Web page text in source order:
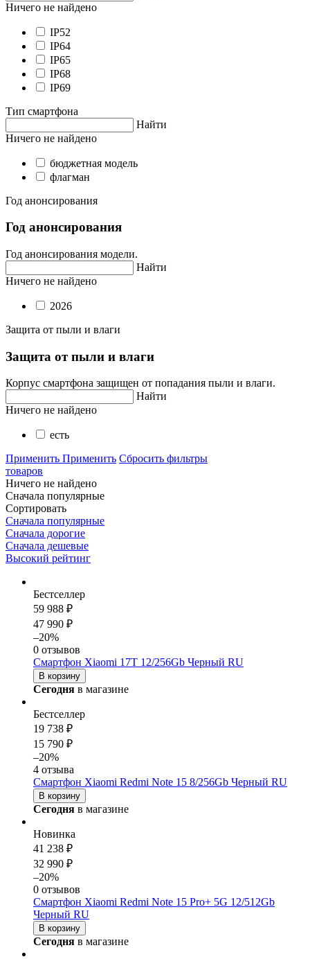
Ничего не найдено
IP52
IP64
IP65
IP68
IP69
Тип смартфона
Найти
Ничего не найдено
бюджетная модель
флагман
Год анонсирования
Год анонсирования
Год анонсирования модели.
Найти
Ничего не найдено
2026
Защита от пыли и влаги
Защита от пыли и влаги
Корпус смартфона защищен от попадания пыли и влаги.
Найти
Ничего не найдено
есть
Применить Применить Сбросить фильтры
товаров
Ничего не найдено
Сначала популярные
Сортировать
Сначала популярные
Сначала дорогие
Сначала дешевые
Высокий рейтинг
Бестселлер
59 988 ₽
47 990 ₽
–20%
0 отзывов
Смартфон Xiaomi 17T 12/256Gb Черный RU
В корзину
Сегодня в магазине
Бестселлер
19 738 ₽
15 790 ₽
–20%
4 отзыва
Смартфон Xiaomi Redmi Note 15 8/256Gb Черный RU
В корзину
Сегодня в магазине
Новинка
41 238 ₽
32 990 ₽
–20%
0 отзывов
Смартфон Xiaomi Redmi Note 15 Pro+ 5G 12/512Gb
Черный RU
В корзину
Сегодня в магазине